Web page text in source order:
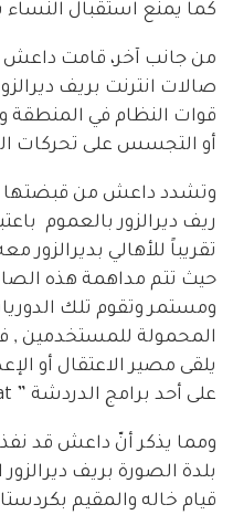
كما يمنع استقبال
من جانب آخر، قامت داعش
صالات انترنت بريف
قوات النظام في
أو التجسس على تحركات
وتشدد داعش من قبضتها
ريف ديرالزور بالعموم
تقريباً للأهالي بديرالزور
حيث تتم مداهمة هذه
ومستمر وتقوم تلك
المحمولة للمستخدمين ,
يلقى مصير الاعتقال أو
على أحد برامج الدردشة ” chat ” توجد على جهازه.
ومما يذكر أنّ داعش قد
بلدة الصورة بريف
قيام خاله والمقيم